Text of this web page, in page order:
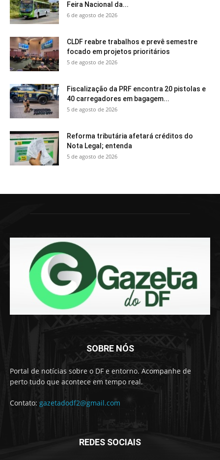
Feira Nacional da...
6 de agosto de 2026
CLDF reabre trabalhos e prevê semestre
focado em projetos prioritários
5 de agosto de 2026
Fiscalização da PRF encontra 20 pistolas e
40 carregadores em bagagem...
5 de agosto de 2026
Reforma tributária afetará créditos do
Nota Legal; entenda
5 de agosto de 2026
SOBRE NÓS
Portal de notícias sobre o DF e entorno. Acompanhe de
perto tudo que acontece em tempo real.
Contato: gazetadodf2@gmail.com
REDES SOCIAIS